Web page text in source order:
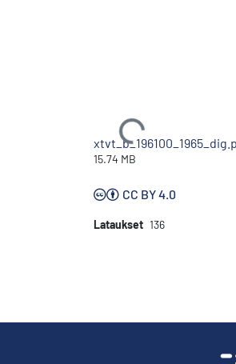
Ladataan...
15.74 MB
CC BY 4.0
Lataukset 136